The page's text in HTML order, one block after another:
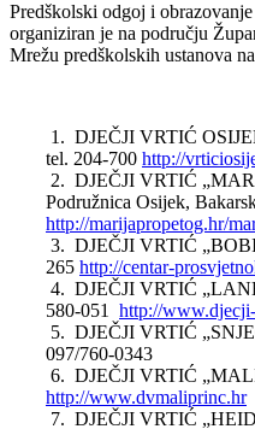
Predškolski odgoj i
organiziran je na području
Mrežu predškolskih ustanova
1. DJEČJI VRTIĆ
tel. 204-700 http://
2. DJEČJI VRTIĆ
Podružnica Osijek,
http://marijapropetog.hr/
3. DJEČJI VRTIĆ
265 http://centar-
4. DJEČJI VRTIĆ
580-051 http://
5. DJEČJI VRTIĆ
097/760-0343
6. DJEČJI VRTIĆ
http://www.dvmaliprinc.hr
7. DJEČJI VRTIĆ